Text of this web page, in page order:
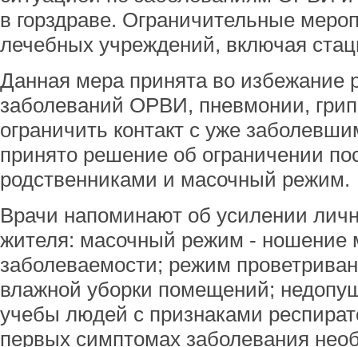
в горздраве. Ограничительные
лечебных учреждений, включая
Данная мера принята во избежание
заболеваний ОРВИ, пневмонии,
ограничить контакт с уже
принято решение об ограничении
родственниками и масочный режим.
Врачи напоминают об усилении
жителя: масочный режим - ношение
заболеваемости; режим
влажной уборки помещений;
учебы людей с признаками
первых симптомах заболевания